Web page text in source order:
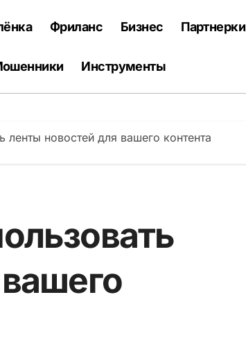
Фриланс Бизнес Партнерки
Инструменты
ленты новостей для вашего контента